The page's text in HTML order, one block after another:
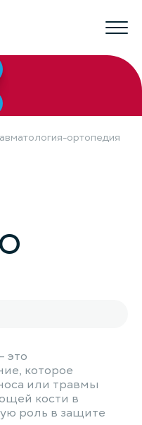
ортопедия
это
которое
или травмы
кости в
роль в защите